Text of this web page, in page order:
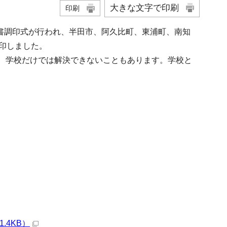
印刷 大きな文字で印刷
印式が行われ、半田市、阿久比町、東浦町、南知
しました。
校だけでは解決できないこともあります。学校と
）